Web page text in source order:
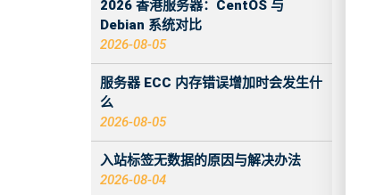
2026 香港服务器：CentOS 与
Debian 系统对比
2026-08-05
服务器 ECC 内存错误增加时会发生什
么
2026-08-05
入站标签无数据的原因与解决办法
2026-08-04